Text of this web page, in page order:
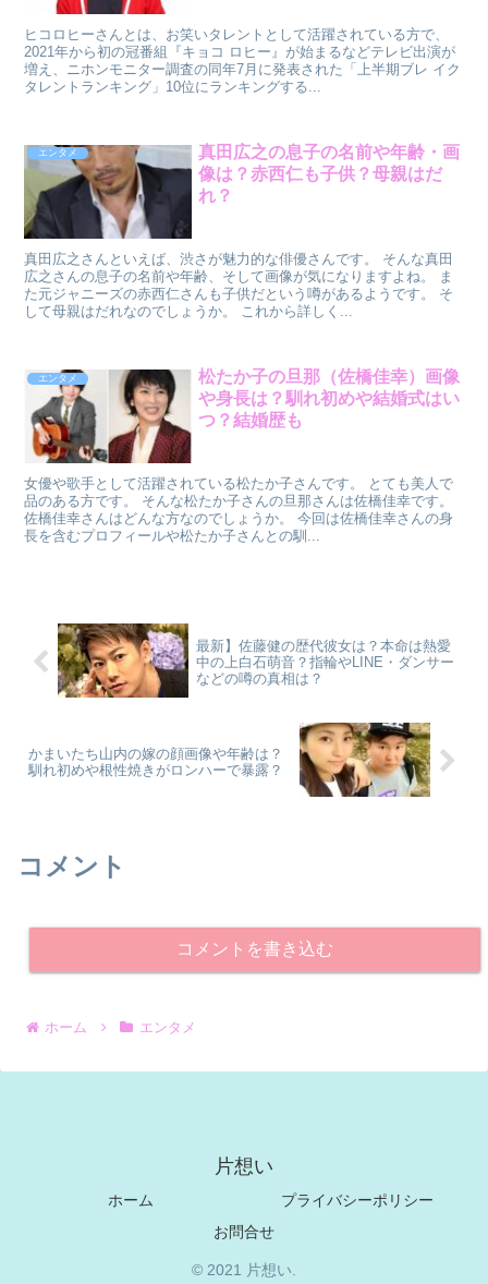
ヒコロヒーさんとは、お笑いタレントとして活躍されている方で、
2021年から初の冠番組『キョコ ロヒー』が始まるなどテレビ出演が
増え、ニホンモニター調査の同年7月に発表された「上半期ブレ イク
タレントランキング」10位にランキングする...
エンタメ
真田広之の息子の名前や年齢・画
像は？赤西仁も子供？母親はだ
れ？
真田広之さんといえば、渋さが魅力的な俳優さんです。 そんな真田
広之さんの息子の名前や年齢、そして画像が気になりますよね。 ま
た元ジャニーズの赤西仁さんも子供だという噂があるようです。 そ
して母親はだれなのでしょうか。 これから詳しく...
エンタメ
松たか子の旦那（佐橋佳幸）画像
や身長は？馴れ初めや結婚式はい
つ？結婚歴も
女優や歌手として活躍されている松たか子さんです。 とても美人で
品のある方です。 そんな松たか子さんの旦那さんは佐橋佳幸です。
佐橋佳幸さんはどんな方なのでしょうか。 今回は佐橋佳幸さんの身
長を含むプロフィールや松たか子さんとの馴...
最新】佐藤健の歴代彼女は？本命は熱愛
中の上白石萌音？指輪やLINE・ダンサー
などの噂の真相は？
かまいたち山内の嫁の顔画像や年齢は？
馴れ初めや根性焼きがロンハーで暴露？
コメント
コメントを書き込む
ホーム エンタメ
片想い
ホーム
プライバシーポリシー
お問合せ
© 2021 片想い.